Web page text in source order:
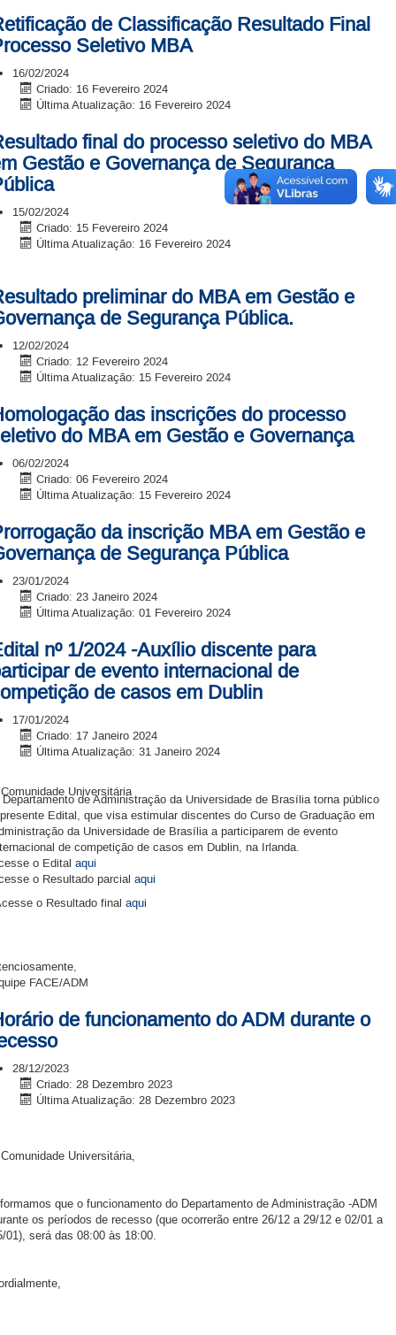
de Classificação Resultado Final
Seletivo MBA
16/02/2024
Criado: 16 Fevereiro 2024
Última Atualização: 16 Fevereiro 2024
final do processo seletivo do MBA
Gestão e Governança de Segurança
15/02/2024
Criado: 15 Fevereiro 2024
Última Atualização: 16 Fevereiro 2024
preliminar do MBA em Gestão e
de Segurança Pública.
12/02/2024
Criado: 12 Fevereiro 2024
Última Atualização: 15 Fevereiro 2024
das inscrições do processo
do MBA em Gestão e Governança
06/02/2024
Criado: 06 Fevereiro 2024
Última Atualização: 15 Fevereiro 2024
da inscrição MBA em Gestão e
de Segurança Pública
23/01/2024
Criado: 23 Janeiro 2024
Última Atualização: 01 Fevereiro 2024
nº 1/2024 -Auxílio discente para
de evento internacional de
de casos em Dublin
17/01/2024
Criado: 17 Janeiro 2024
Última Atualização: 31 Janeiro 2024
Universitária
Departamento de Administração da Universidade de Brasília torna público
Edital, que visa estimular discentes do Curso de Graduação em
da Universidade de Brasília a participarem de evento
de competição de casos em Dublin, na Irlanda.
o Edital aqui
o Resultado parcial aqui
o Resultado final aqui
FACE/ADM
de funcionamento do ADM durante o
28/12/2023
Criado: 28 Dezembro 2023
Última Atualização: 28 Dezembro 2023
Universitária,
que o funcionamento do Departamento de Administração -ADM
os períodos de recesso (que ocorrerão entre 26/12 a 29/12 e 02/01 a
01), será das 08:00 às 18:00.